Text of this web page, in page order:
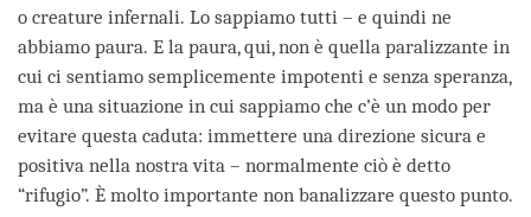
o creature infernali. Lo sappiamo tutti – e quindi ne
abbiamo paura. E la paura, qui, non è quella paralizzante in
cui ci sentiamo semplicemente impotenti e senza speranza,
ma è una situazione in cui sappiamo che c’è un modo per
evitare questa caduta: immettere una direzione sicura e
positiva nella nostra vita – normalmente ciò è detto
“rifugio”. È molto importante non banalizzare questo punto.